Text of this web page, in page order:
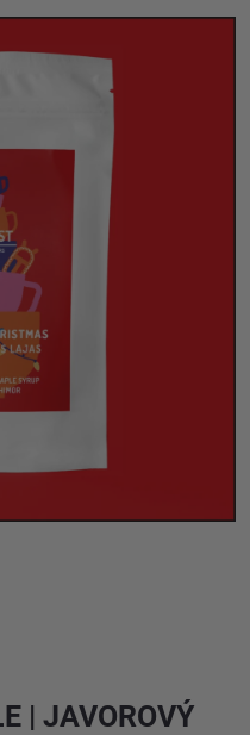
| JAVOROVÝ